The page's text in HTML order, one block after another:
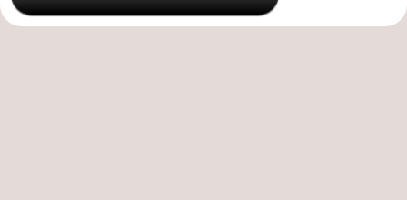
Sluis
-